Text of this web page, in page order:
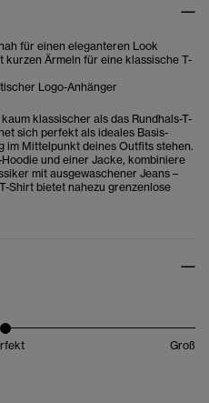
für einen eleganteren Look
kurzen Ärmeln für eine klassische T-
Logo-Anhänger
klassischer als das Rundhals-T-
sich perfekt als ideales Basis-
im Mittelpunkt deines Outfits stehen.
und einer Jacke, kombiniere
mit ausgewaschener Jeans –
Shirt bietet nahezu grenzenlose
Groß